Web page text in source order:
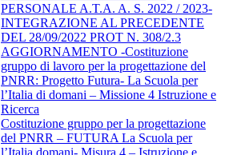
PERSONALE A.T.A. A. S. 2022 / 2023-
INTEGRAZIONE AL PRECEDENTE
DEL 28/09/2022 PROT N. 308/2.3
AGGIORNAMENTO -Costituzione
gruppo di lavoro per la progettazione del
PNRR: Progetto Futura- La Scuola per
l’Italia di domani – Missione 4 Istruzione e
Ricerca
Costituzione gruppo per la progettazione
del PNRR – FUTURA La Scuola per